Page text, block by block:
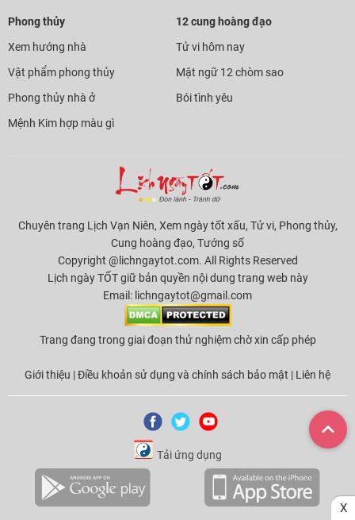
Phong thủy
Xem hướng nhà
Vật phẩm phong thủy
Phong thủy nhà ở
Mệnh Kim hợp màu gì
12 cung hoàng đạo
Tử vi hôm nay
Mật ngữ 12 chòm sao
Bói tình yêu
Chuyên trang Lịch Vạn Niên, Xem ngày tốt xấu, Tử vi, Phong thủy,
Cung hoàng đạo, Tướng số
Copyright @lichngaytot.com. All Rights Reserved
Lịch ngày TỐT giữ bản quyền nội dung trang web này
Email: lichngaytot@gmail.com
Trang đang trong giai đoạn thử nghiệm chờ xin cấp phép
Giới thiệu |Điều khoản sử dụng và chính sách bảo mật | Liên hệ
Tải ứng dụng
X